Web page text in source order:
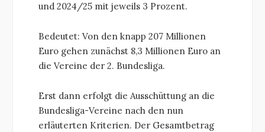
und 2024/25 mit jeweils 3 Prozent.
Bedeutet: Von den knapp 207 Millionen
Euro gehen zunächst 8,3 Millionen Euro an
die Vereine der 2. Bundesliga.
Erst dann erfolgt die Ausschüttung an die
Bundesliga-Vereine nach den nun
erläuterten Kriterien. Der Gesamtbetrag